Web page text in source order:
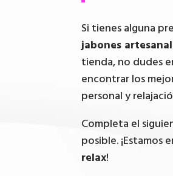
Si tienes alguna
jabones
tienda, no dudes
encontrar los
personal y
Completa el
posible. ¡Estamos
relax!